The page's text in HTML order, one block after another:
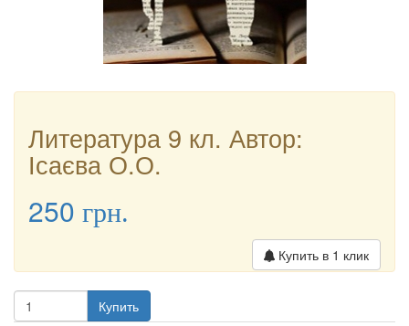
Литература 9 кл. Автор:
Ісаєва О.О.
250 грн.
Купить в 1 клик
Купить